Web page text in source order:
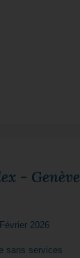
- Genève
2026
sans services